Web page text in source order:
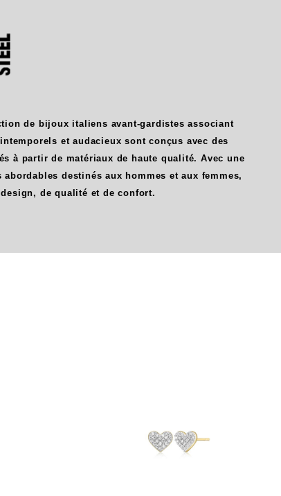
de bijoux italiens avant-gardistes associant
et audacieux sont conçus avec des
à partir de matériaux de haute qualité. Avec une
destinés aux hommes et aux femmes,
de qualité et de confort.